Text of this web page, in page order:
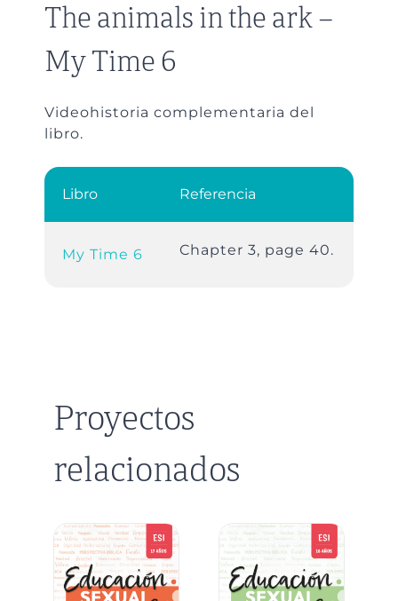
The animals in the ark –
My Time 6
Videohistoria complementaria del
libro.
Libro Referencia
My Time 6 Chapter 3, page 40.
Proyectos
relacionados